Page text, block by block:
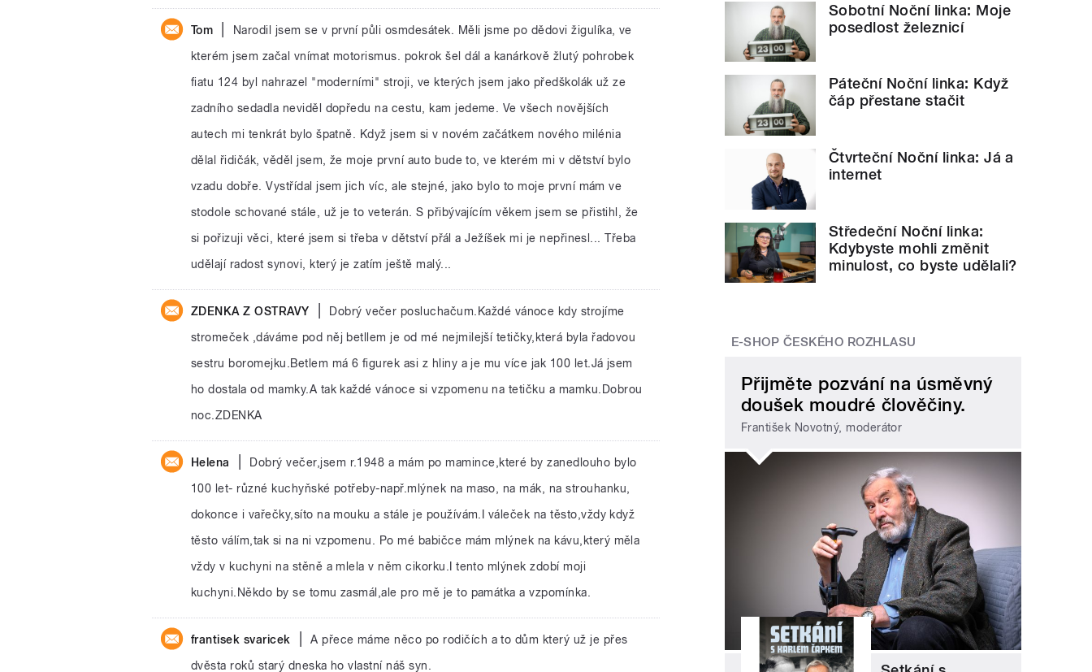
Tom
Narodil jsem se v první půli osmdesátek. Měli jsme po dědovi žigulíka, ve
kterém jsem začal vnímat motorismus. pokrok šel dál a kanárkově žlutý pohrobek
fiatu 124 byl nahrazel "moderními" stroji, ve kterých jsem jako předškolák už ze
zadního sedadla neviděl dopředu na cestu, kam jedeme. Ve všech novějších
autech mi tenkrát bylo špatně. Když jsem si v novém začátkem nového milénia
dělal řidičák, věděl jsem, že moje první auto bude to, ve kterém mi v dětství bylo
vzadu dobře. Vystřídal jsem jich víc, ale stejné, jako bylo to moje první mám ve
stodole schované stále, už je to veterán. S přibývajícím věkem jsem se přistihl, že
si pořizuji věci, které jsem si třeba v dětství přál a Ježíšek mi je nepřinesl... Třeba
udělají radost synovi, který je zatím ještě malý...
ZDENKA Z OSTRAVY
Dobrý večer posluchačum.Každé vánoce kdy strojíme
stromeček ,dáváme pod něj betllem je od mé nejmilejší tetičky,která byla řadovou
sestru boromejku.Betlem má 6 figurek asi z hliny a je mu více jak 100 let.Já jsem
ho dostala od mamky.A tak každé vánoce si vzpomenu na tetičku a mamku.Dobrou
noc.ZDENKA
Helena
Dobrý večer,jsem r.1948 a mám po mamince,které by zanedlouho bylo
100 let- různé kuchyňské potřeby-např.mlýnek na maso, na mák, na strouhanku,
dokonce i vařečky,síto na mouku a stále je používám.I váleček na těsto,vždy když
těsto válím,tak si na ni vzpomenu. Po mé babičce mám mlýnek na kávu,který měla
vždy v kuchyni na stěně a mlela v něm cikorku.I tento mlýnek zdobí moji
kuchyni.Někdo by se tomu zasmál,ale pro mě je to památka a vzpomínka.
frantisek svaricek
A přece máme něco po rodičích a to dům který už je přes
dvěsta roků starý dneska ho vlastní náš syn.
Sobotní Noční linka: Moje
posedlost železnicí
Páteční Noční linka: Když
čáp přestane stačit
Čtvrteční Noční linka: Já a
internet
Středeční Noční linka:
Kdybyste mohli změnit
minulost, co byste udělali?
E-SHOP ČESKÉHO ROZHLASU
Přijměte pozvání na úsměvný
doušek moudré člověčiny.
František Novotný, moderátor